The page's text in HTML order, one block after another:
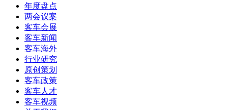
年度盘点
两会议案
客车会展
客车新闻
客车海外
行业研究
原创策划
客车政策
客车人才
客车视频